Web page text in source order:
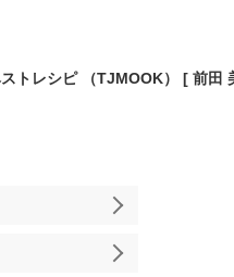
トレシピ （TJMOOK） [ 前田